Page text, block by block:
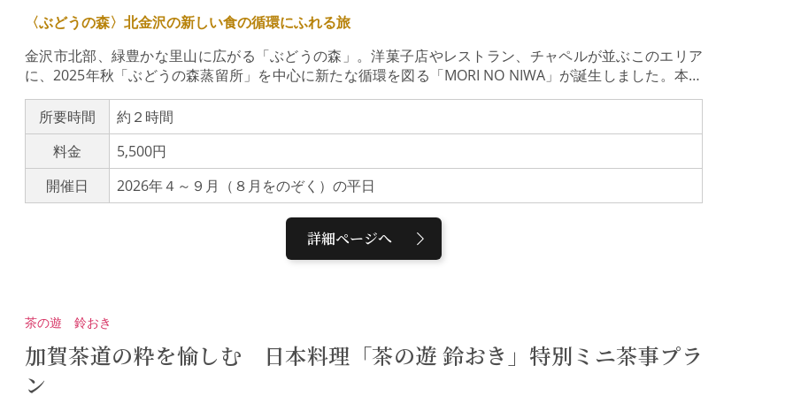
〈ぶどうの森〉北金沢の新しい食の循環にふれる旅
金沢市北部、緑豊かな里山に広がる「ぶどうの森」。洋菓子店やレストラン、チャペルが並ぶこのエリア
に、2025年秋「ぶどうの森蒸留所」を中心に新たな循環を図る「MORI NO NIWA」が誕生しました。本ツ
アーでは、MORI NO NIWAの取り組みを間近で見学し、ぶどう棚に包まれた開放的な空間で、自社農園の
野菜や自家製ジビエソーセージを使った特別ランチをご堪能いただきます。心とお腹が満たされるひとと
きをお楽しみください。ぶどう園が守る、里山の豊かな営み。 以前は豊かな水田地帯だった周辺地域の荒
廃を防ぎ、環境を次世代へつなぐための「循環型農業」をめざしています。料理の一皿をイメージした円
形の農園「ラシェット」を散策すれば、蓮根畑や果樹林が織りなす四季折々の表情や、人と農、そして自
然が調和した美しい景色に出会えます。（ラシェットのご案内はこちらから）MORI NO NIWA「ぶどうの
リエでもある蒸留家がクラフトジンやトニックウォーターを製造しています。2025年に新設された「ぶど
うの森蒸留所」をいち早く見学。こだわりの一杯をテイスティングで味わい、北金沢の豊かな土地の恵み
物素材のパスタやピッツァなど、この土地の恵みを凝縮したイタリアンをご用意します。行程10：15 ぶ
どうの森・本店 集合 → 農園と蒸留所見学（約75分）*→イタリアンカフェでランチ（約60分）→ 1
2：30 現地解散*荒天の場合は農園散策を中止し、蒸留所見学のみになります。
所要時間
約２時間
料金
5,500円
開催日
2026年４～９月（８月をのぞく）の平日
詳細ページへ
加賀茶道の粋を愉しむ 日本料理「茶の遊 鈴おき」特別ミニ茶事プラ
ン
茶の遊 鈴おき